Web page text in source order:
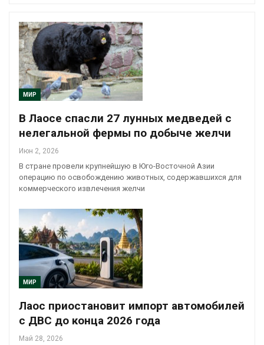
МИР
В Лаосе спасли 27 лунных медведей с
нелегальной фермы по добыче желчи
Июн 2, 2026
В стране провели крупнейшую в Юго-Восточной Азии
операцию по освобождению животных, содержавшихся для
коммерческого извлечения желчи
МИР
Лаос приостановит импорт автомобилей
с ДВС до конца 2026 года
Май 28, 2026